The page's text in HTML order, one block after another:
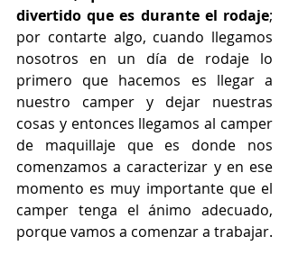
divertido que es durante el rodaje;
por contarte algo, cuando llegamos
nosotros en un día de rodaje lo
primero que hacemos es llegar a
nuestro camper y dejar nuestras
cosas y entonces llegamos al camper
de maquillaje que es donde nos
comenzamos a caracterizar y en ese
momento es muy importante que el
camper tenga el ánimo adecuado,